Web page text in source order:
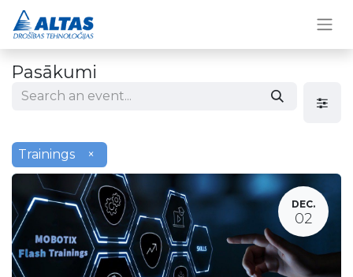
Pasākumi
Trainings ×
DEC.
02